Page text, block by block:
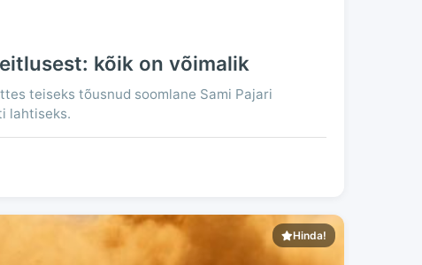
kõik on võimalik
teiseks tõusnud soomlane Sami Pajari
lahtiseks.
Hinda!